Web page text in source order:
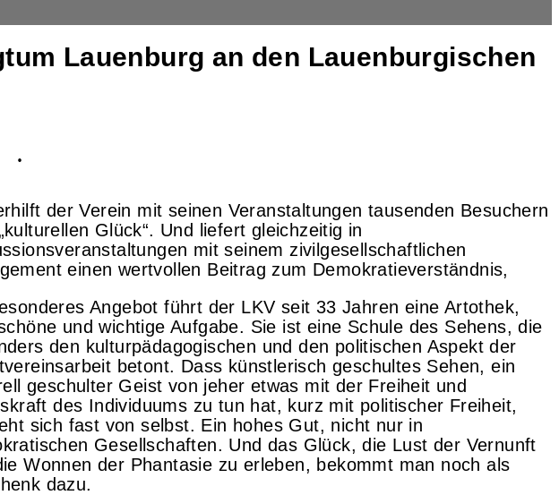
Lauenburg an den Lauenburgischen
der Verein mit seinen Veranstaltungen tausenden Besuchern
Glück“. Und liefert gleichzeitig in
mit seinem zivilgesellschaftlichen
einen wertvollen Beitrag zum Demokratieverständnis,
Angebot führt der LKV seit 33 Jahren eine Artothek,
und wichtige Aufgabe. Sie ist eine Schule des Sehens, die
den kulturpädagogischen und den politischen Aspekt der
betont. Dass künstlerisch geschultes Sehen, ein
geschulter Geist von jeher etwas mit der Freiheit und
des Individuums zu tun hat, kurz mit politischer Freiheit,
sich fast von selbst. Ein hohes Gut, nicht nur in
Gesellschaften. Und das Glück, die Lust der Vernunft
Wonnen der Phantasie zu erleben, bekommt man noch als
dazu.